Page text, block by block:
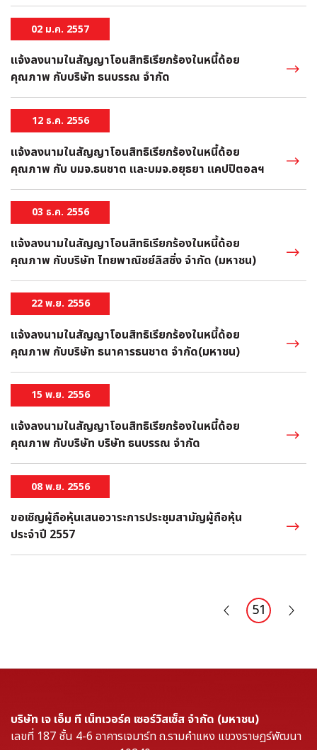
02 ม.ค. 2557
แจ้งลงนามในสัญญาโอนสิทธิเรียกร้องในหนี้ด้อย
คุณภาพ กับบริษัท ธนบรรณ จำกัด
12 ธ.ค. 2556
แจ้งลงนามในสัญญาโอนสิทธิเรียกร้องในหนี้ด้อย
คุณภาพ กับ บมจ.ธนชาต และบมจ.อยุธยา แคปปิตอลฯ
03 ธ.ค. 2556
แจ้งลงนามในสัญญาโอนสิทธิเรียกร้องในหนี้ด้อย
คุณภาพ กับบริษัท ไทยพาณิชย์ลิสซิ่ง จำกัด (มหาชน)
22 พ.ย. 2556
แจ้งลงนามในสัญญาโอนสิทธิเรียกร้องในหนี้ด้อย
คุณภาพ กับบริษัท ธนาคารธนชาต จำกัด(มหาชน)
15 พ.ย. 2556
แจ้งลงนามในสัญญาโอนสิทธิเรียกร้องในหนี้ด้อย
คุณภาพ กับบริษัท บริษัท ธนบรรณ จำกัด
08 พ.ย. 2556
ขอเชิญผู้ถือหุ้นเสนอวาระการประชุมสามัญผู้ถือหุ้น
ประจำปี 2557
51
บริษัท เจ เอ็ม ที เน็ทเวอร์ค เซอร์วิสเซ็ส จำกัด (มหาชน)
เลขที่ 187 ชั้น 4-6 อาคารเจมาร์ท ถ.รามคำแหง แขวงราษฎร์พัฒนา